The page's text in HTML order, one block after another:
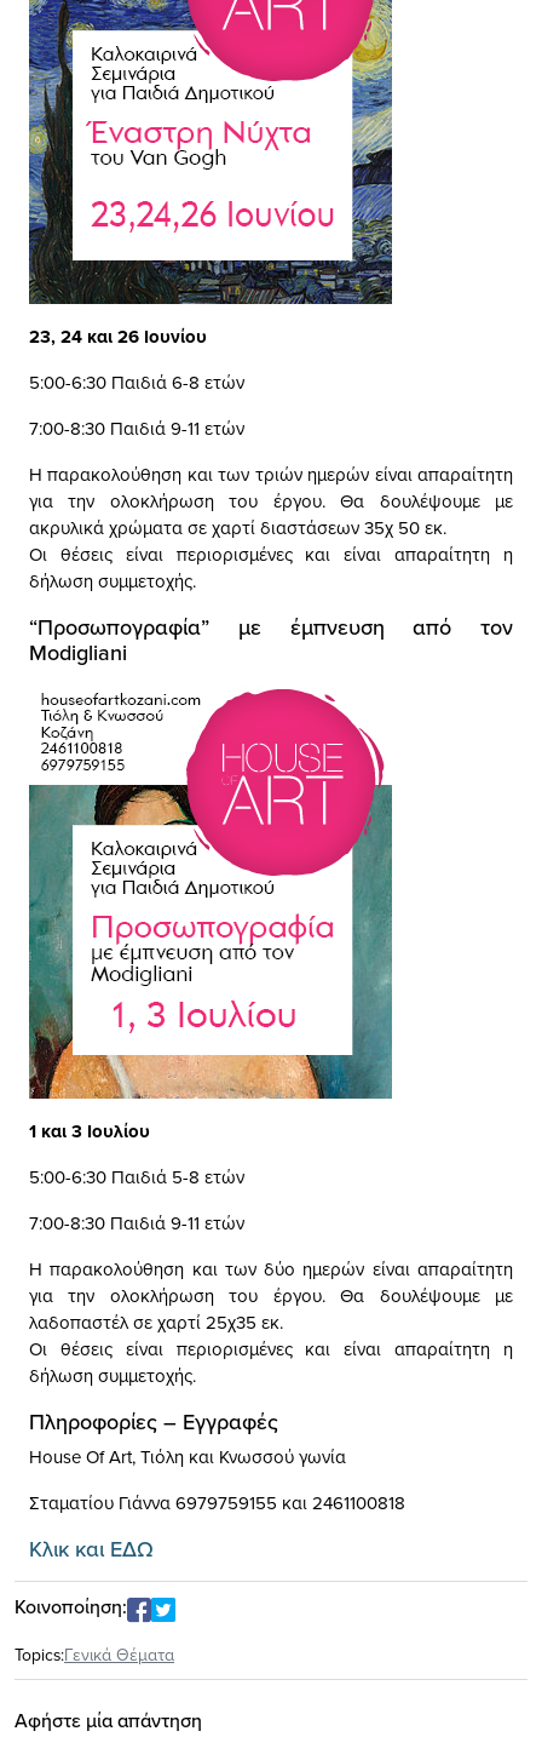
23, 24 και 26 Ιουνίου
5:00-6:30 Παιδιά 6-8 ετών
7:00-8:30 Παιδιά 9-11 ετών
Η παρακολούθηση και των τριών ημερών είναι απαραίτητη
για την ολοκλήρωση του έργου. Θα δουλέψουμε με
ακρυλικά χρώματα σε χαρτί διαστάσεων 35χ 50 εκ.
Οι θέσεις είναι περιορισμένες και είναι απαραίτητη η
δήλωση συμμετοχής.
“Προσωπογραφία” με έμπνευση από τον
Modigliani
1 και 3 Ιουλίου
5:00-6:30 Παιδιά 5-8 ετών
7:00-8:30 Παιδιά 9-11 ετών
Η παρακολούθηση και των δύο ημερών είναι απαραίτητη
για την ολοκλήρωση του έργου. Θα δουλέψουμε με
λαδοπαστέλ σε χαρτί 25χ35 εκ.
Οι θέσεις είναι περιορισμένες και είναι απαραίτητη η
δήλωση συμμετοχής.
Πληροφορίες – Εγγραφές
House Of Art, Τιόλη και Κνωσσού γωνία
Σταματίου Γιάννα 6979759155 και 2461100818
Κλικ και ΕΔΩ
Κοινοποίηση:
Topics:Γενικά Θέματα
Αφήστε μία απάντηση